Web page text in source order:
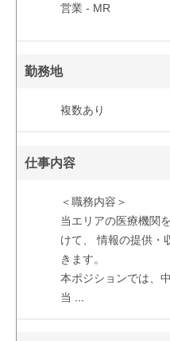
営業 - MR
勤務地
複数あり
仕事内容
＜職務内容＞
当エリアの医療機関
けて、 情報の提供・
きます。
本ポジションでは、
当